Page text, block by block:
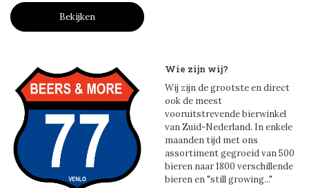
Bekijken
Wie zijn wij?
Wij zijn de grootste en direct
ook de meest
vooruitstrevende bierwinkel
van Zuid-Nederland. In enkele
maanden tijd met ons
assortiment gegroeid van 500
bieren naar 1800 verschillende
bieren en "still growing..."